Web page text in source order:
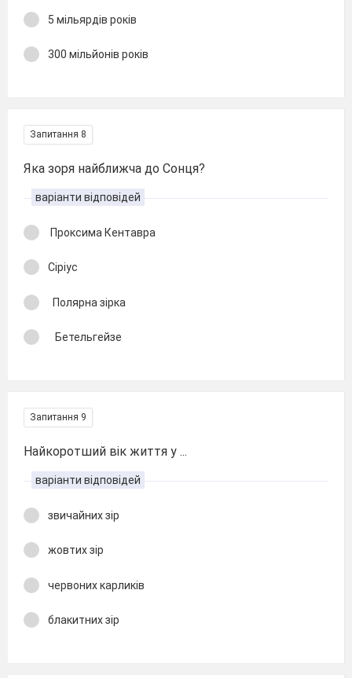
5 мільярдів років
300 мільйонів років
Запитання 8
Яка зоря найближча до Сонця?
варіанти відповідей
Проксима Кентавра
Сіріус
Полярна зірка
Бетельгейзе
Запитання 9
Найкоротший вік життя у ...
варіанти відповідей
звичайних зір
жовтих зір
червоних карликів
блакитних зір